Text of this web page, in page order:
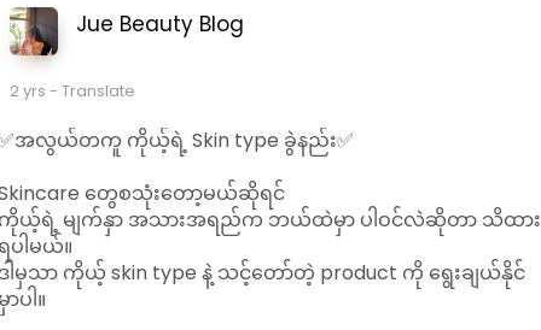
Jue Beauty Blog
2 yrs - Translate
အလွယ်တကူ ကိုယ့်ရဲ့ Skin type ခွဲနည်း✅
တွေစသုံးတော့မယ်ဆိုရင်
ယ့်ရဲ့ မျက်နှာ အသားအရည်က ဘယ်ထဲမှာ ပါဝင်လဲဆိုတာ သိထား
ပါမယ်။
ါမှသာ ကိုယ့် skin type နဲ့ သင့်တော်တဲ့ product ကို ရွေးချယ်နိုင်
ာပါ။